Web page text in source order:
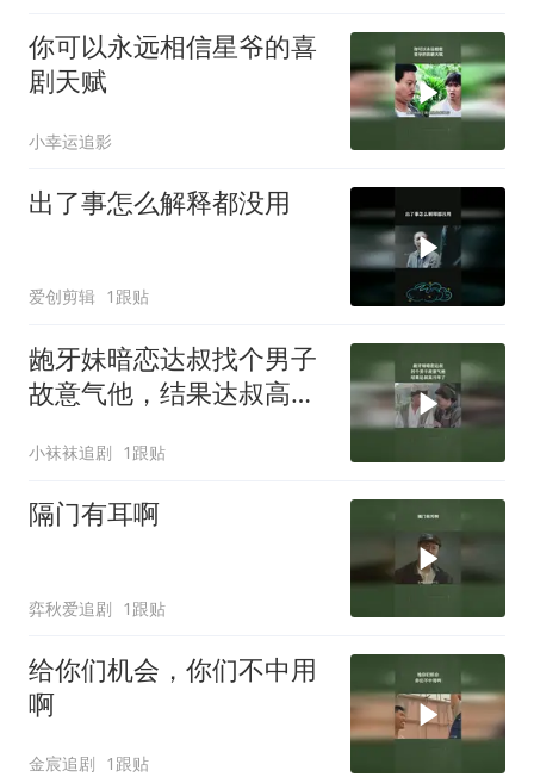
你可以永远相信星爷的喜
剧天赋
小幸运追影
出了事怎么解释都没用
爱创剪辑 1跟贴
龅牙妹暗恋达叔找个男子
故意气他，结果达叔高兴
小袜袜追剧 1跟贴
隔门有耳啊
弈秋爱追剧 1跟贴
给你们机会，你们不中用
啊
金宸追剧 1跟贴